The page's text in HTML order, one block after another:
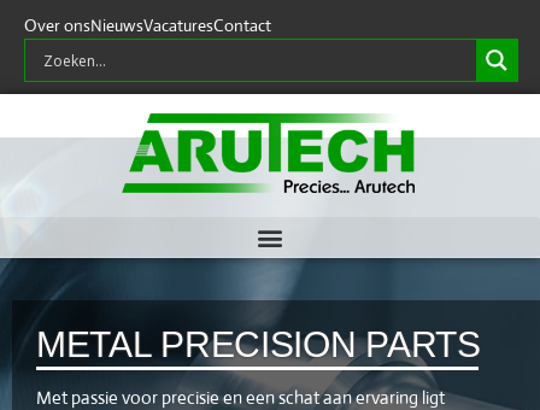
Over onsNieuwsVacaturesContact
METAL PRECISION PARTS
Met passie voor precisie en een schat aan ervaring ligt